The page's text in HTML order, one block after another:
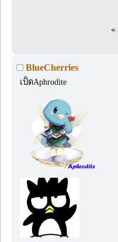
«
BlueCherries
เป็ดAphrodite